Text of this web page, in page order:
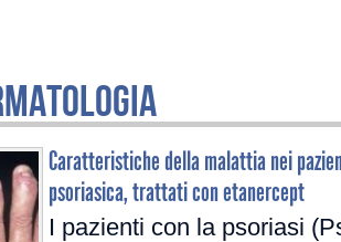
Caratteristiche della malattia nei
psoriasica, trattati con etanercept
I pazienti con la psoriasi